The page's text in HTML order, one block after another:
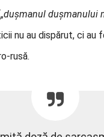
„dușmanul dușmanului
nu au dispărut, ci au
rusă.